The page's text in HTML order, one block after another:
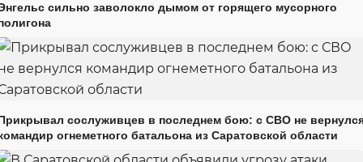
сильно заволокло дымом от горящего мусорного
сослуживцев в последнем бою: с СВО не
огнеметного батальона из Саратовской области